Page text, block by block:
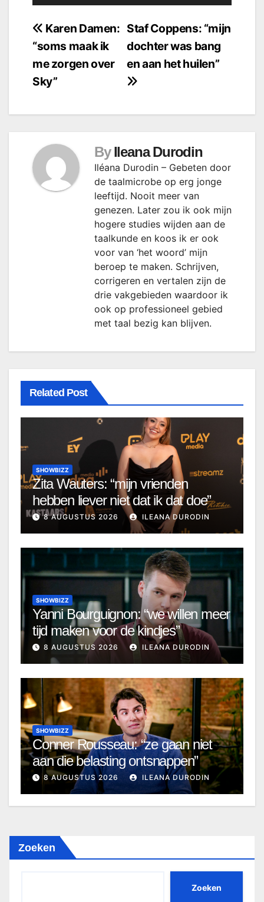
Bericht
navigatie
Staf Coppens: “mijn
dochter was bang
en aan het huilen”
Karen Damen:
“soms maak ik
me zorgen over
Sky”
By Ileana Durodin
Iléana Durodin – Gebeten door
de taalmicrobe op erg jonge
leeftijd. Nooit meer van
genezen. Later zou ik ook mijn
hogere studies wijden aan de
taalkunde en koos ik er ook
voor van ‘het woord’ mijn
beroep te maken. Schrijven,
corrigeren en vertalen zijn de
drie vakgebieden waardoor ik
ook op professioneel gebied
met taal bezig kan blijven.
Related Post
SHOWBIZZ
Zita Wauters: “mijn vrienden
hebben liever niet dat ik dat doe”
8 AUGUSTUS 2026 ILEANA DURODIN
SHOWBIZZ
Yanni Bourguignon: “we willen meer
tijd maken voor de kindjes”
8 AUGUSTUS 2026 ILEANA DURODIN
SHOWBIZZ
Conner Rousseau: “ze gaan niet
aan die belasting ontsnappen”
8 AUGUSTUS 2026 ILEANA DURODIN
Zoeken
Zoeken